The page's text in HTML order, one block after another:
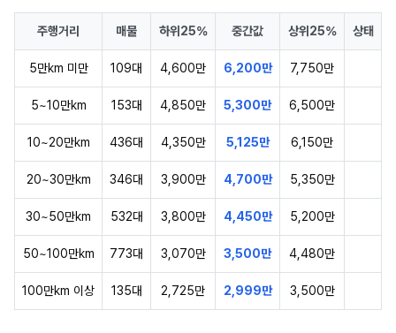
주행거리 매물 하위25% 중간값 상위25% 상태
5만km 미만 109대 4,600만 6,200만 7,750만
5~10만km 153대 4,850만 5,300만 6,500만
10~20만km 436대 4,350만 5,125만 6,150만
20~30만km 346대 3,900만 4,700만 5,350만
30~50만km 532대 3,800만 4,450만 5,200만
50~100만km 773대 3,070만 3,500만 4,480만
100만km 이상 135대 2,725만 2,999만 3,500만